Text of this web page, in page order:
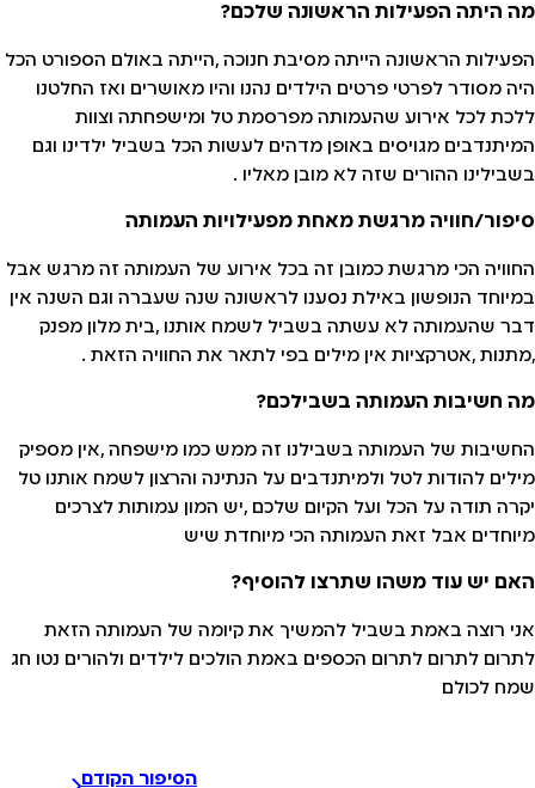
מה היתה הפעילות הראשונה שלכם?
הפעילות הראשונה הייתה מסיבת חנוכה ,הייתה באולם הספורט הכל
היה מסודר לפרטי פרטים הילדים נהנו והיו מאושרים ואז החלטנו
ללכת לכל אירוע שהעמותה מפרסמת טל ומישפחתה וצוות
המיתנדבים מגויסים באופן מדהים לעשות הכל בשביל ילדינו וגם
בשבילינו ההורים שזה לא מובן מאליו .
סיפור/חוויה מרגשת מאחת מפעילויות העמותה
החוויה הכי מרגשת כמובן זה בכל אירוע של העמותה זה מרגש אבל
במיוחד הנופשון באילת נסענו לראשונה שנה שעברה וגם השנה אין
דבר שהעמותה לא עשתה בשביל לשמח אותנו ,בית מלון מפנק
,מתנות ,אטרקציות אין מילים בפי לתאר את החוויה הזאת .
מה חשיבות העמותה בשבילכם?
החשיבות של העמותה בשבילנו זה ממש כמו מישפחה ,אין מספיק
מילים להודות לטל ולמיתנדבים על הנתינה והרצון לשמח אותנו טל
יקרה תודה על הכל ועל הקיום שלכם ,יש המון עמותות לצרכים
מיוחדים אבל זאת העמותה הכי מיוחדת שיש
האם יש עוד משהו שתרצו להוסיף?
אני רוצה באמת בשביל להמשיך את קיומה של העמותה הזאת
לתרום לתרום לתרום הכספים באמת הולכים לילדים ולהורים נטו חג
שמח לכולם
הסיפור הקודם